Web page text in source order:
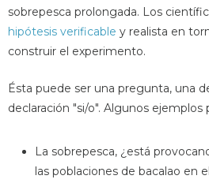
sobrepesca prolongada. Los
hipótesis verificable y realista en
construir el experimento.
Ésta puede ser una pregunta, una
declaración "si/o". Algunos ejemplos
La sobrepesca, ¿está
las poblaciones de bacalao en